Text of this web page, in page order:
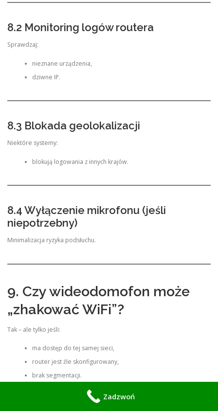
8.2 Monitoring logów routera
Sprawdzaj:
nieznane urządzenia,
dziwne IP.
8.3 Blokada geolokalizacji
Niektóre systemy:
blokują logowania z innych krajów.
8.4 Wyłączenie mikrofonu (jeśli
niepotrzebny)
Minimalizacja ryzyka podsłuchu.
9. Czy wideodomofon może
„zhakować WiFi”?
Tak – ale tylko jeśli:
ma dostęp do tej samej sieci,
router jest źle skonfigurowany,
brak segmentacji.
Zadzwoń